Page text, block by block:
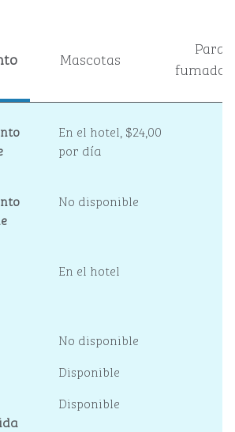
Mascotas
Para
En el hotel, $24,00
por día
No disponible
En el hotel
No disponible
Disponible
Disponible